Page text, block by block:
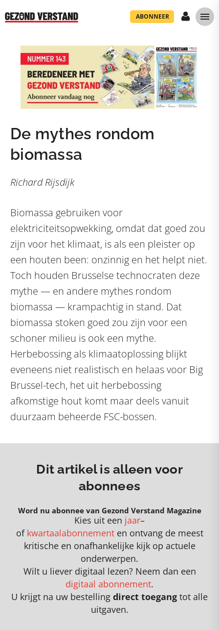
ABONNEER
De mythes rondom
biomassa
Richard Rijsdijk
Biomassa gebruiken voor
elektriciteitsopwekking, omdat dat goed zou
zijn voor het klimaat, is als een pleister op
een houten been: onzinnig en het helpt niet.
Toch houden Brusselse technocraten deze
mythe — en andere mythes rondom
biomassa — krampachtig in stand. Dat
biomassa stoken goed zou zijn voor een
schoner milieu is ook een mythe.
Herbebossing als klimaatoplossing blijkt
eveneens niet realistisch en helaas voor Big
Brussel-tech, het uit herbebossing
afkomstige hout komt maar deels vanuit
duurzaam beheerde FSC-bossen.
Dit artikel is alleen voor
abonnees
Word nu abonnee van Gezond Verstand Magazine
Kies uit een jaar–
of kwartaalabonnementen ontvang de meest
kritische en onafhankelijke kijk op actuele
onderwerpen.
Wilt u liever digitaal lezen? Neem dan een
digitaal abonnement.
U krijgt na uw bestelling direct toegang tot alle
uitgaven.